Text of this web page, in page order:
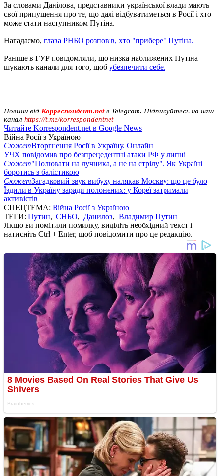
За словами Данілова, представники української влади мають
свої припущення про те, що далі відбуватиметься в Росії і хто
може стати наступником Путіна.
Нагадаємо, глава РНБО розповів, хто "прибере" Путіна.
Раніше в ГУР повідомляли, що низка наближених Путіна
шукають канали для того, щоб убезпечити себе.
Новини від Корреспондент.netв Telegram. Підписуйтесь на наш
канал https://t.me/korrespondentnet
Читайте Korrespondent.net в Google News
Війна Росії з Україною
СюжетВторгнення Росії в Україну. Онлайн
УЧХ повідомив про безпрецедентні атаки РФ у липні
Сюжет"Полювати на лучника, а не на стрілу". Як Україні
боротись з балістикою
СюжетЗагадковий звук вибуху налякав Москву: що це було
Їздили в Україну заради полонених: у Кореї затримали
активістів
СПЕЦТЕМА: Війна Росії з Україною
ТЕГИ: Путин, СНБО, Данилов, Владимир Путин
Якщо ви помітили помилку, виділіть необхідний текст і
натисніть Ctrl + Enter, щоб повідомити про це редакцію.